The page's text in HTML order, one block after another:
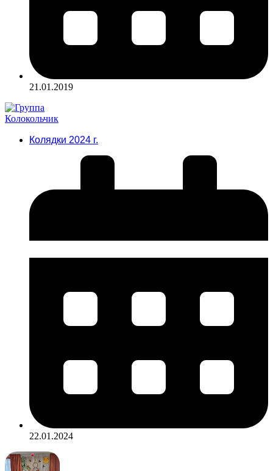
21.01.2019
Колядки 2024 г.
22.01.2024